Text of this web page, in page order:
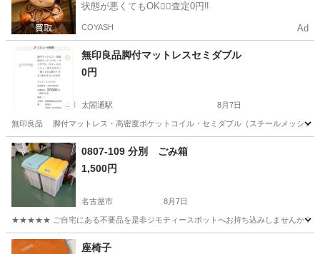
状態が悪くてもOK🙆‍♀️査定0円‼️
COYASH Ad
無印良品脚付マットレスセミダブル
0円
太閤通駅 8月7日
無印良品 脚付マットレス・高密度ポケットコイル・セミダブル（スチールメッシュ
愛知 名古屋市 ベッド
0807-109 分別 ごみ箱
1,500円
名古屋市 8月7日
★★★★★ ご自宅にある不要品を是非ジモティースポットへお持ち込みしませんか？
愛知 名古屋市 インテリア雑貨/小物
座椅子